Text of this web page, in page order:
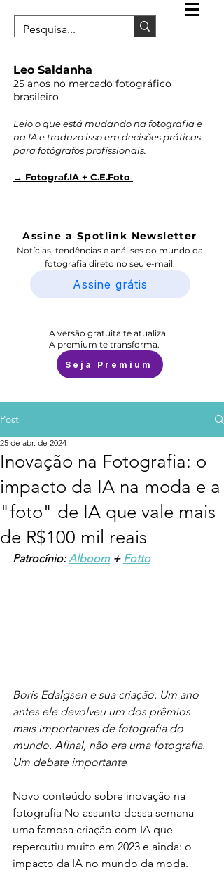
Leo Saldanha
25 anos no mercado fotográfico
brasileiro
Leio o que está mudando na fotografia e
na IA e traduzo isso em decisões práticas
para fotógrafos profissionais.
→ Fotograf.IA + C.E.Foto
Assine a Spotlink Newsletter
Notícias, tendências e análises do mundo da
fotografia direto no seu e-mail.
Assine grátis
A versão gratuita te atualiza.
A premium te transforma.
Seja Premium
Post
Inovação na Fotografia: o
impacto da IA na moda e a
"foto" de IA que vale mais
de R$100 mil reais
25 de abr. de 2024
Patrocínio: Alboom + Fotto
Boris Edalgsen e sua criação. Um ano
antes ele devolveu um dos prêmios
mais importantes de fotografia do
mundo. Afinal, não era uma fotografia.
Um debate importante
Novo conteúdo sobre inovação na
fotografia No assunto dessa semana
uma famosa criação com IA que
repercutiu muito em 2023 e ainda: o
impacto da IA no mundo da moda.